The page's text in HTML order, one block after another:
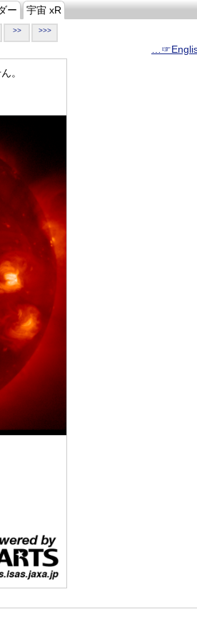
ー 宇宙 xR
>> >>>
。